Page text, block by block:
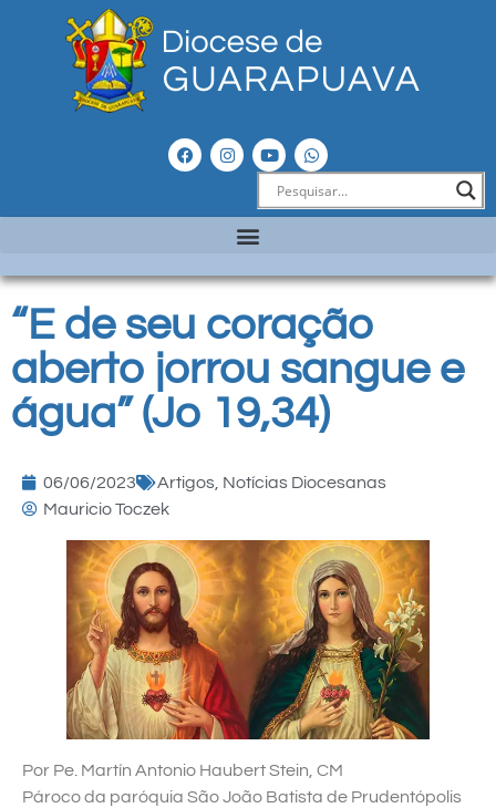
“E de seu coração
aberto jorrou sangue e
água” (Jo 19,34)
06/06/2023 Artigos Notícias Diocesanas
Mauricio Toczek
Por Pe. Martín Antonio Haubert Stein, CM
Pároco da paróquia São João Batista de Prudentópolis